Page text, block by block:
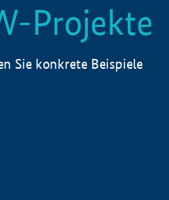
Projekte
Sie konkrete Beispiele